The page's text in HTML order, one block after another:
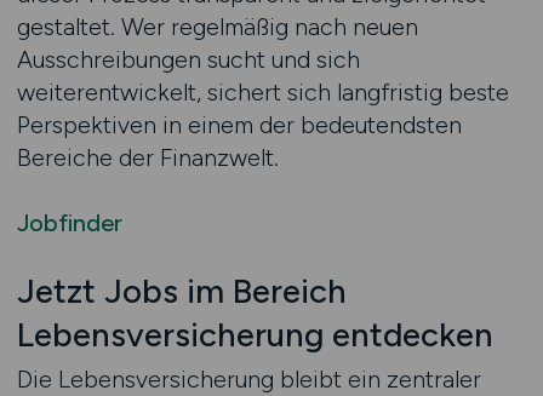
gestaltet. Wer regelmäßig nach neuen
Ausschreibungen sucht und sich
weiterentwickelt, sichert sich langfristig beste
Perspektiven in einem der bedeutendsten
Bereiche der Finanzwelt.
Jobfinder
Jetzt Jobs im Bereich
Lebensversicherung entdecken
Die Lebensversicherung bleibt ein zentraler